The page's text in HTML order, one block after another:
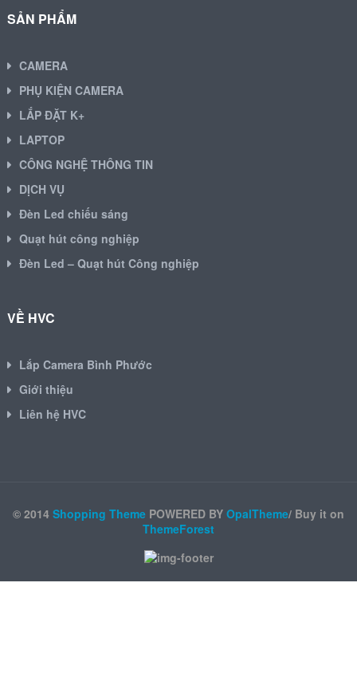
SẢN PHẨM
CAMERA
PHỤ KIỆN CAMERA
LẮP ĐẶT K+
LAPTOP
CÔNG NGHỆ THÔNG TIN
DỊCH VỤ
Đèn Led chiếu sáng
Quạt hút công nghiệp
Đèn Led – Quạt hút Công nghiệp
VỀ HVC
Lắp Camera Bình Phước
Giới thiệu
Liên hệ HVC
© 2014 Shopping Theme POWERED BY OpalTheme/ Buy it on
ThemeForest